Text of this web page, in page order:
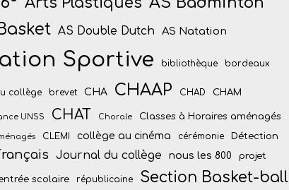
AS Double Dutch AS Natation
Sportive bibliothèque bordeaux
collège brevet CHA CHAAP CHAD CHAM
UNSS CHAT Chorale Classes à Horaires aménagés
CLEMI collège au cinéma cérémonie Détection
Journal du collège nous les 800 projet
scolaire républicaine Section Basket-ball